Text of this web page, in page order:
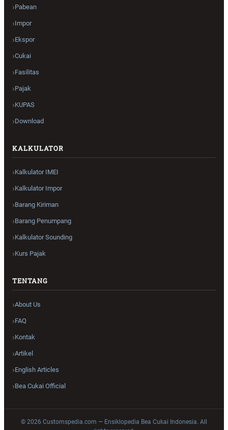
Pabean
Impor
Ekspor
Cukai
Fasilitas
Pajak
KUPAS
Download
KALKULATOR
Kalkulator IMEI
Kalkulator Impor
Barang Kiriman
Barang Penumpang
Kalkulator Sounding
Kurs Pajak
TENTANG
About Us
FAQ
Kontak
Artikel
English Articles
Bea Cukai Official
© 2026 Customspedia.com — Ensiklopedia Bea Cukai Indonesia. All